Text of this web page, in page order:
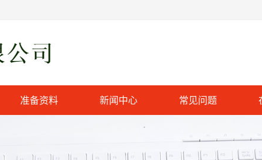
准备资料 新闻中心 常见问题